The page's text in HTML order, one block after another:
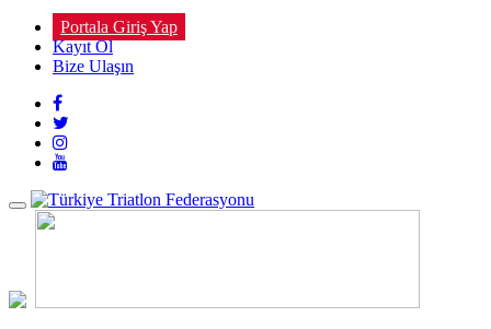
Portala Giriş Yap
Kayıt Ol
Bize Ulaşın
Toggle
navigation